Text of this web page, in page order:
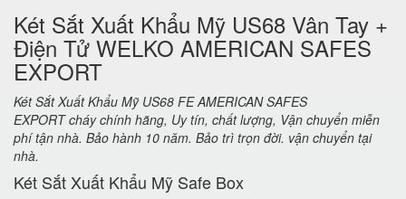
Két Sắt Xuất Khẩu Mỹ US68 Vân Tay +
Điện Tử WELKO AMERICAN SAFES
EXPORT
Két Sắt Xuất Khẩu Mỹ US68 FE AMERICAN SAFES
EXPORT cháy chính hãng, Uy tín, chất lượng, Vận chuyển miễn
phí tận nhà. Bảo hành 10 năm. Bảo trì trọn đời. vận chuyển tại
nhà.
Két Sắt Xuất Khẩu Mỹ Safe Box